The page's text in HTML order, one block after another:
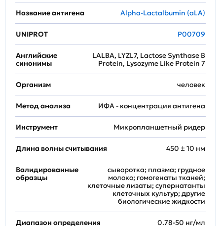
Название антигена Alpha-Lactalbumin (aLA)
UNIPROT P00709
Английские
синонимы
LALBA, LYZL7, Lactose Synthase B
Protein, Lysozyme Like Protein 7
Организм человек
Метод анализа ИФА - концентрация антигена
Инструмент Микропланшетный ридер
Длина волны считывания 450 ± 10 нм
Валидированные
образцы
сыворотка; плазма; грудное
молоко; гомогенаты тканей;
клеточные лизаты; супернатанты
клеточных культур; другие
биологические жидкости
Диапазон определения 0.78-50 нг/мл